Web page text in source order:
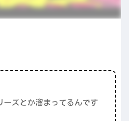
ーズとか溜まってるんです